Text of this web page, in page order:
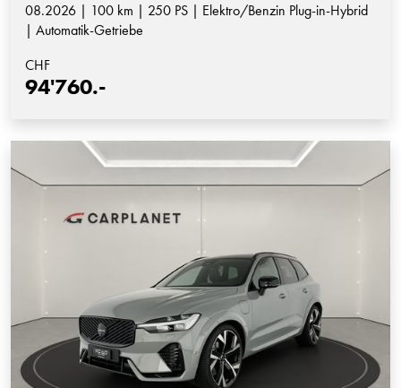
08.2026 | 100 km | 250 PS | Elektro/Benzin Plug-in-Hybrid
| Automatik-Getriebe
CHF
94'760.-